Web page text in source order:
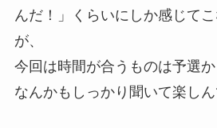
んだ！」くらいにしか感じて
が、
今回は時間が合うものは予選
なんかもしっかり聞いて楽しん